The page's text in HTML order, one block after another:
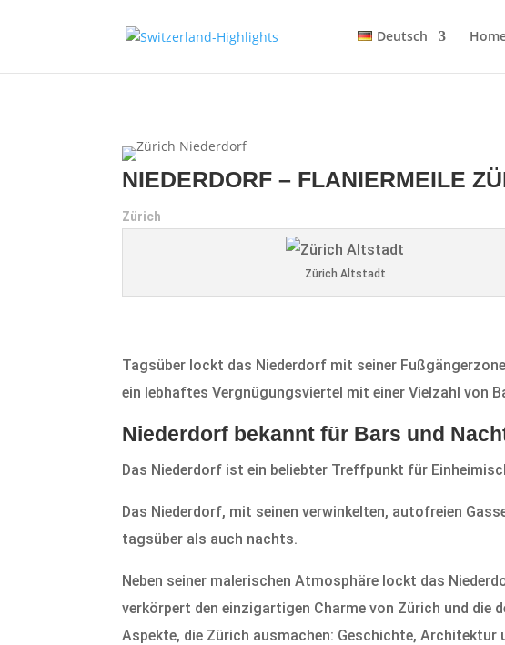
Deutsch
NIEDERDORF – FLANIERMEILE
Zürich
Zürich Altstadt
Tagsüber lockt das Niederdorf mit seiner
ein lebhaftes Vergnügungsviertel mit einer Vielzahl von
Niederdorf bekannt für Bars und
Das Niederdorf ist ein beliebter Treffpunkt für
Das Niederdorf, mit seinen verwinkelten, autofreien
tagsüber als auch nachts.
Neben seiner malerischen Atmosphäre lockt das
verkörpert den einzigartigen Charme von Zürich und die
Aspekte, die Zürich ausmachen: Geschichte, Architektur